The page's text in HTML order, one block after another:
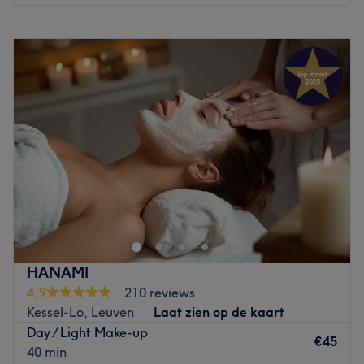
Sfeer: Ontspannen
Gespecialiseerd in: Schoonheidsbehandelingen
Gebruikte merken en producten: Mesoestetic, Celestetic
en Bio Balance
De extra’s: persoonlijke aanpak
Go to venue
Dinsdag
09:00 –
22:00
Woensdag
09:00 22:00
Donderdag
09:00
22:00
09:00
22:00
Zaterdag
09:00–17:00
Zondag
Institut Norroy est un institut de beauté installé à
Nivelles. Profitez d'un moment rien qu'à vous grâce à des
soins sur mesure effectués avec professionnalisme. Que ce
soit pour une pause bien-être rapide ou une journée de
cocooning, le salon met l'accent sur les soins et garantit
une expérience mémorable.
Transport public le plus proche
L'arrêt de bus NIVELLES Grand Place est à deux minutes
à pied du salon.
HANAMI
4,9
210 reviews
Kessel-Lo, Leuven
Laat zien op de kaart
Day / Light Make-up
40 min
€45